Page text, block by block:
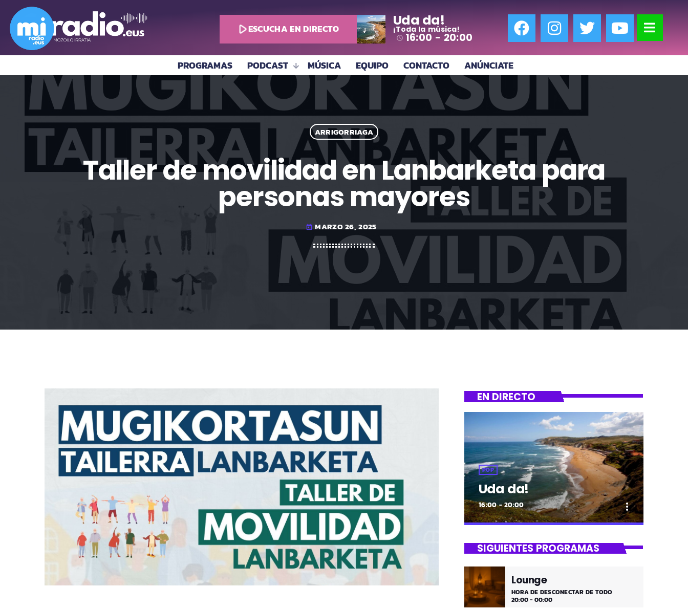
play_arrowESCUCHA EN DIRECTO Uda da!
¡Toda la música!
access_time 16:00 - 20:00
PROGRAMAS PODCAST MÚSICA EQUIPO CONTACTO ANÚNCIATE
ARRIGORRIAGA
Taller de movilidad en Lanbarketa para
personas mayores
today MARZO 26, 2025
EN DIRECTO
POP
Uda da!
16:00 - 20:00 more_vert
Uda da!
¡Toda la música!
SIGUIENTES PROGRAMAS
Lounge
HORA DE DESCONECTAR DE TODO
20:00 - 00:00